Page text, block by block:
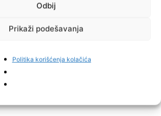
Odbij
Prikaži podešavanja
Politika korišćenja kolačića